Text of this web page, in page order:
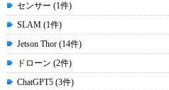
センサー (1件)
SLAM (1件)
Jetson Thor (14件)
ドローン (2件)
ChatGPT5 (3件)